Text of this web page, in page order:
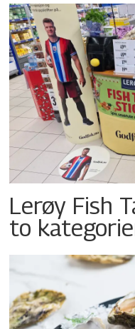
Lerøy Fish
to